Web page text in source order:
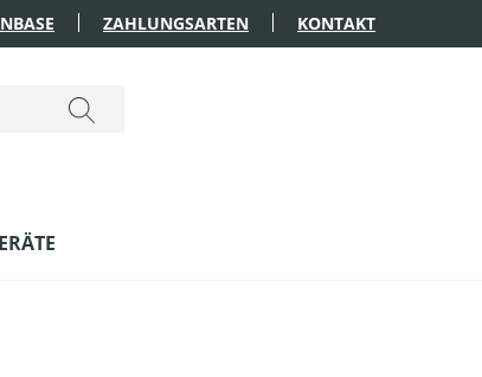
ZAHLUNGSARTEN KONTAKT